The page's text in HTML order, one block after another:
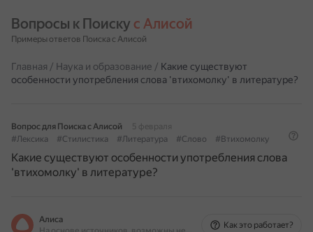
Вопросы к Поиску с Алисой
Примеры ответов Поиска с Алисой
Главная / Наука и образование / Какие существуют
особенности употребления слова 'втихомолку' в литературе?
Вопрос для Поиска с Алисой
5 февраля
#Лексика
#Стилистика #Литература #Слово #Втихомолку
Какие существуют особенности употребления слова
'втихомолку' в литературе?
Алиса
Как это работает?